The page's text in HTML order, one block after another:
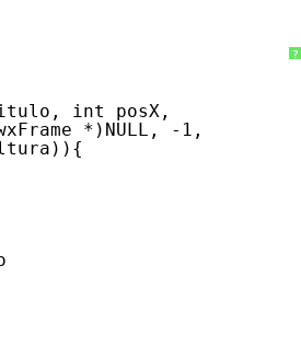
?
int posX,
*)NULL, -1,